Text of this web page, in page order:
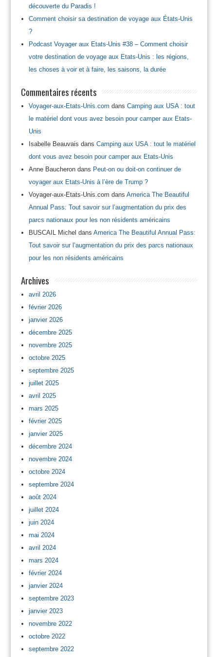
découverte du Paradis !
Comment choisir sa destination de voyage aux États-Unis
?
Podcast Voyager aux Etats-Unis #38 – Comment choisir
votre destination de voyage aux Etats-Unis : les régions,
les choses à voir et à faire, les saisons, la durée
Commentaires récents
Voyager-aux-Etats-Unis.com dans Camping aux USA : tout
le matériel dont vous avez besoin pour camper aux Etats-
Unis
Isabelle Beauvais dans Camping aux USA : tout le matériel
dont vous avez besoin pour camper aux Etats-Unis
Anne Baucherondans Peut-on ou doit-on continuer de
voyager aux Etats-Unis à l’ère de Trump ?
Voyager-aux-Etats-Unis.com dans America The Beautiful
Annual Pass: Tout savoir sur l’augmentation du prix des
parcs nationaux pour les non résidents américains
BUSCAIL Michel dans America The Beautiful Annual Pass:
Tout savoir sur l’augmentation du prix des parcs nationaux
pour les non résidents américains
Archives
avril 2026
février 2026
janvier 2026
décembre 2025
novembre 2025
octobre 2025
septembre 2025
juillet 2025
avril 2025
mars 2025
février 2025
janvier 2025
décembre 2024
novembre 2024
octobre 2024
septembre 2024
août 2024
juillet 2024
juin 2024
mai 2024
avril 2024
mars 2024
février 2024
janvier 2024
septembre 2023
janvier 2023
novembre 2022
octobre 2022
septembre 2022